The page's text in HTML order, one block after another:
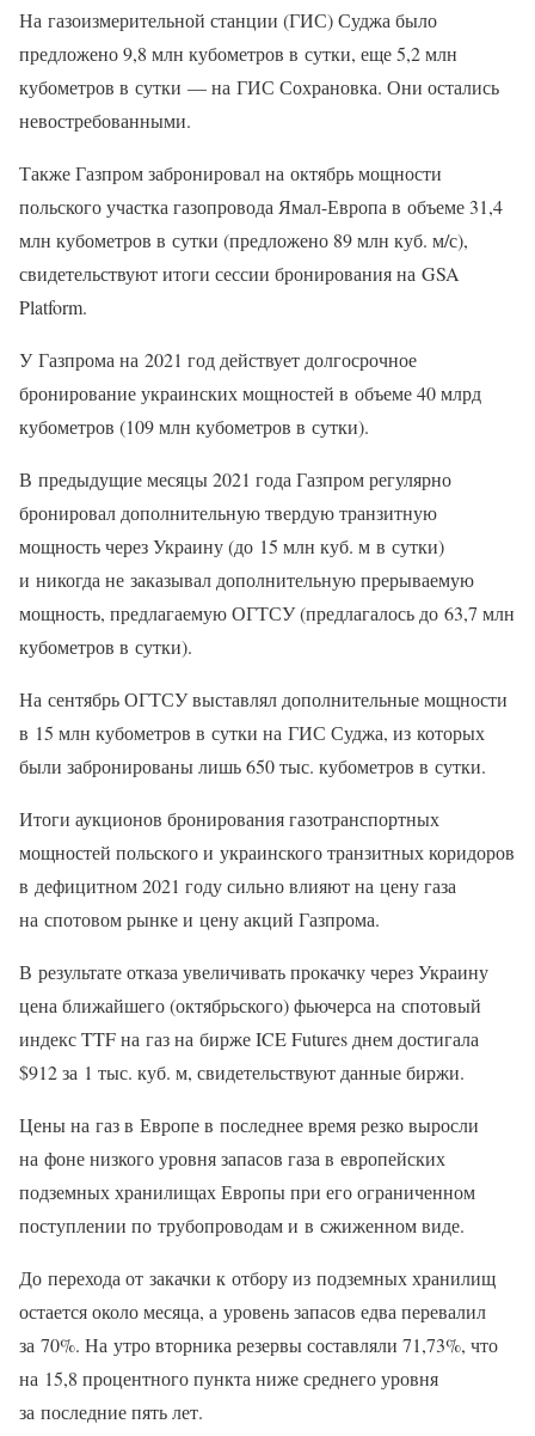
На газоизмерительной станции (ГИС) Суджа было
предложено 9,8 млн кубометров в сутки, еще 5,2 млн
кубометров в сутки — на ГИС Сохрановка. Они остались
невостребованными.
Также Газпром забронировал на октябрь мощности
польского участка газопровода Ямал-Европа в объеме 31,4
млн кубометров в сутки (предложено 89 млн куб. м/с),
свидетельствуют итоги сессии бронирования на GSA
Platform.
У Газпрома на 2021 год действует долгосрочное
бронирование украинских мощностей в объеме 40 млрд
кубометров (109 млн кубометров в сутки).
В предыдущие месяцы 2021 года Газпром регулярно
бронировал дополнительную твердую транзитную
мощность через Украину (до 15 млн куб. м в сутки)
и никогда не заказывал дополнительную прерываемую
мощность, предлагаемую ОГТСУ (предлагалось до 63,7 млн
кубометров в сутки).
На сентябрь ОГТСУ выставлял дополнительные мощности
в 15 млн кубометров в сутки на ГИС Суджа, из которых
были забронированы лишь 650 тыс. кубометров в сутки.
Итоги аукционов бронирования газотранспортных
мощностей польского и украинского транзитных коридоров
в дефицитном 2021 году сильно влияют на цену газа
на спотовом рынке и цену акций Газпрома.
В результате отказа увеличивать прокачку через Украину
цена ближайшего (октябрьского) фьючерса на спотовый
индекс TTF на газ на бирже ICE Futures днем достигала
$912 за 1 тыс. куб. м, свидетельствуют данные биржи.
Цены на газ в Европе в последнее время резко выросли
на фоне низкого уровня запасов газа в европейских
подземных хранилищах Европы при его ограниченном
поступлении по трубопроводам и в сжиженном виде.
До перехода от закачки к отбору из подземных хранилищ
остается около месяца, а уровень запасов едва перевалил
за 70%. На утро вторника резервы составляли 71,73%, что
на 15,8 процентного пункта ниже среднего уровня
за последние пять лет.